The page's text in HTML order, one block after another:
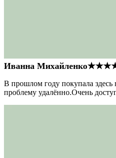
Иванна Михайленко
В прошлом году покупала здесь
проблему удалённо.Очень